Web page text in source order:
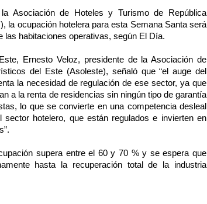
Asociación de Hoteles y Turismo de República
la ocupación hotelera para esta Semana Santa será
las habitaciones operativas, según El Día.
Ernesto Veloz, presidente de la Asociación de
del Este (Asoleste), señaló que “el auge del
la necesidad de regulación de ese sector, ya que
a la renta de residencias sin ningún tipo de garantía
lo que se convierte en una competencia desleal
sector hotelero, que están regulados e invierten en
supera entre el 60 y 70 % y se espera que
hasta la recuperación total de la industria